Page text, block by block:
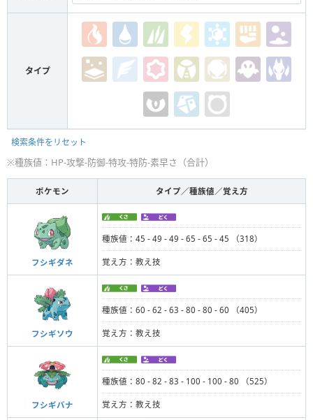
タイプ
検索条件をリセット
※種族値：HP-攻撃-防御-特攻-特防-素早さ（合計）
ポケモン タイプ／種族値／覚え方
フシギダネ
種族値：45 - 49 - 49 - 65 - 65 - 45 （318）
覚え方：教え技
フシギソウ
種族値：60 - 62 - 63 - 80 - 80 - 60 （405）
覚え方：教え技
フシギバナ
種族値：80 - 82 - 83 - 100 - 100 - 80 （525）
覚え方：教え技